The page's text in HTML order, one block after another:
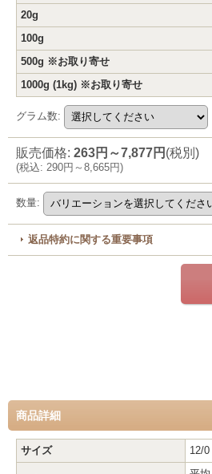
20g
100g
500g ※お取り寄せ
1000g (1kg) ※お取り寄せ
グラム数:
販売価格: 263円～7,877円 (税別)
(税込: 290円～8,665円)
数量:
返品特約に関する重要事項
商品詳細
サイズ 12/